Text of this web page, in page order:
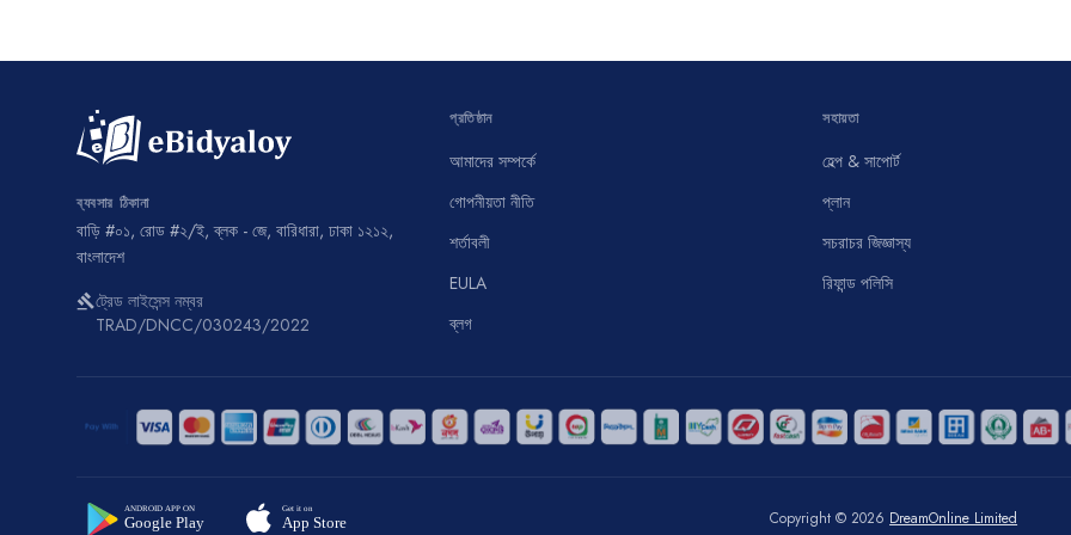
ব্যবসার ঠিকানা
বাড়ি #০১, রোড #২/ই, ব্লক - জে, বারিধারা, ঢাকা ১২১২,
বাংলাদেশ
gavelট্রেড লাইসেন্স নম্বর
TRAD/DNCC/030243/2022
প্রতিষ্ঠান
আমাদের সম্পর্কে
গোপনীয়তা নীতি
শর্তাবলী
EULA
ব্লগ
সহায়তা
হেল্প & সাপোর্ট
প্লান
সচরাচর জিজ্ঞাস্য
রিফান্ড পলিসি
Copyright © 2026 DreamOnline Limited